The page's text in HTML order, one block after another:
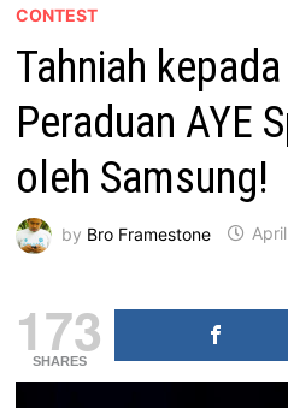
CONTEST
Tahniah
Peraduan AYE
oleh Samsung!
by Bro Framestone
173
SHARES